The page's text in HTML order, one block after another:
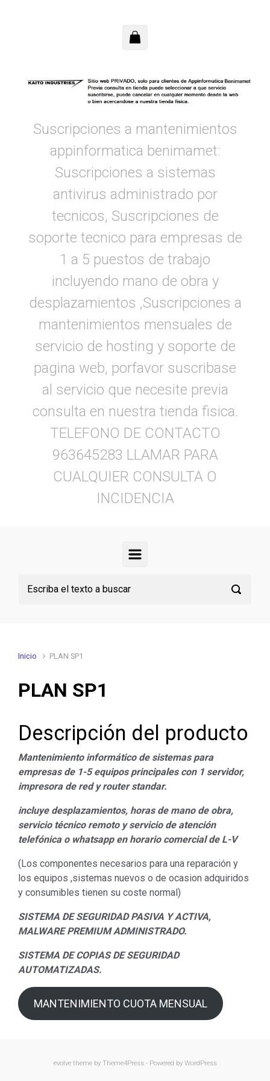
Suscripciones a mantenimientos
appinformatica benimamet:
Suscripciones a sistemas
antivirus administrado por
tecnicos, Suscripciones de
soporte tecnico para empresas de
1 a 5 puestos de trabajo
incluyendo mano de obra y
desplazamientos ,Suscripciones a
mantenimientos mensuales de
servicio de hosting y soporte de
pagina web, porfavor suscribase
al servicio que necesite previa
consulta en nuestra tienda fisica.
TELEFONO DE CONTACTO
963645283 LLAMAR PARA
CUALQUIER CONSULTA O
INCIDENCIA
Inicio PLAN SP1
PLAN SP1
Descripción del producto
Mantenimiento informático de sistemas para
empresas de 1-5 equipos principales con 1 servidor,
impresora de red y router standar.
incluye desplazamientos, horas de mano de obra,
servicio técnico remoto y servicio de atención
telefónica o whatsapp en horario comercial de L-V
(Los componentes necesarios para una reparación y
los equipos ,sistemas nuevos o de ocasion adquiridos
y consumibles tienen su coste normal)
SISTEMA DE SEGURIDAD PASIVA Y ACTIVA,
MALWARE PREMIUM ADMINISTRADO.
SISTEMA DE COPIAS DE SEGURIDAD
AUTOMATIZADAS.
MANTENIMIENTO CUOTA MENSUAL
evolvetheme by Theme4Press - Powered by WordPress